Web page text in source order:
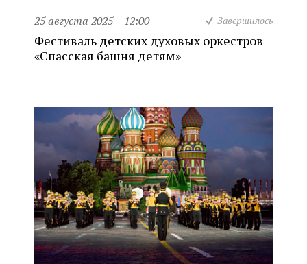
25 августа 2025 12:00 Завершилось
Фестиваль детских духовых оркестров
«Спасская башня детям»